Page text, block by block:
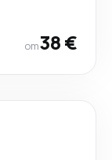
от38 €